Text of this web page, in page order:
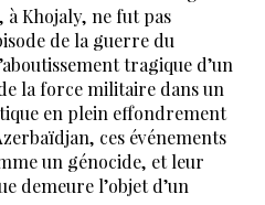
à Khojaly, ne fut pas
de la guerre du
tragique d’un
la force militaire dans un
en plein effondrement
ces événements
un génocide, et leur
demeure l’objet d’un